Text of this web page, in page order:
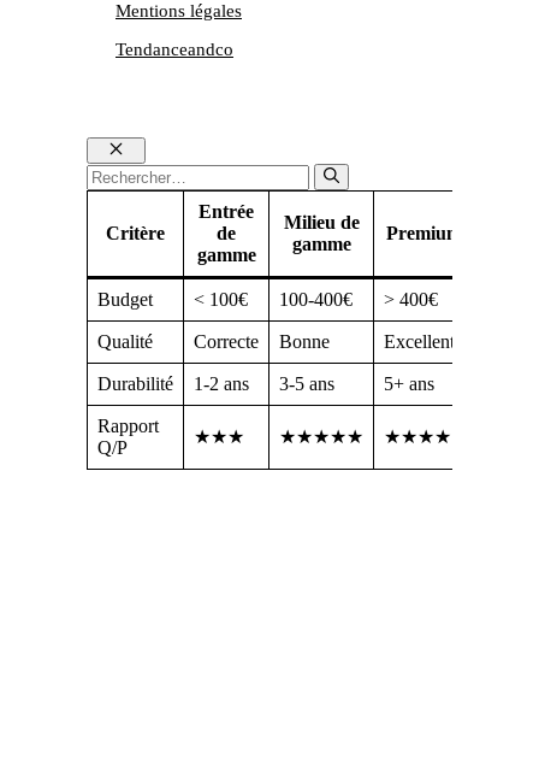
Tendanceandco
Mentions légales
Fermer
Rechercher :
Critère
Entrée
de
gamme
Milieu de
gamme
Premium
Budget < 100€ 100-400€ > 400€
Qualité Correcte Bonne Excellente
Durabilité 1-2 ans 3-5 ans 5+ ans
Rapport
Q/P
★★★ ★★★★★ ★★★★